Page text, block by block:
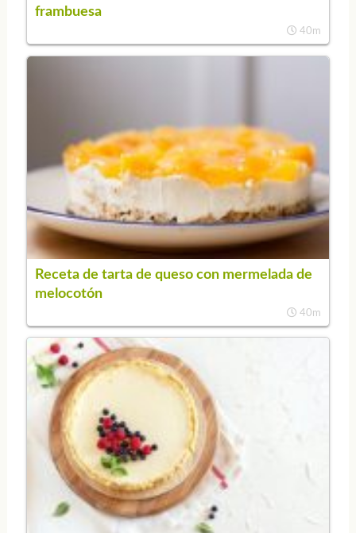
frambuesa
40m
Receta de tarta de queso con mermelada de
melocotón
40m